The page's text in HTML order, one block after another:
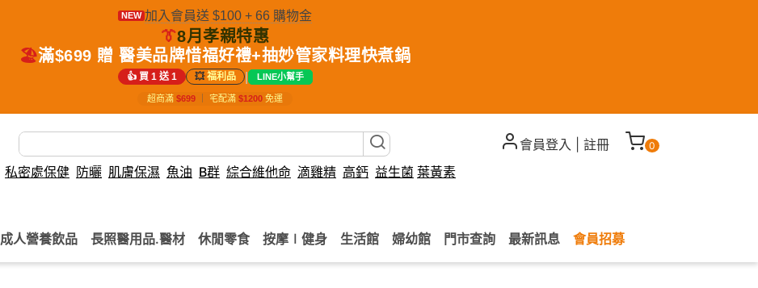
NEW 加入會員送 $100 + 66 購物金
👔8月孝親特惠
🏖️滿$699 贈 醫美品牌惜福好禮+抽妙管家料理快煮鍋
👍 買 1 送 1 💥福利品 | LINE小幫手
超商滿 $699 宅配滿 $1200 免運
私密處保健 防曬 肌膚保濕 魚油 B群 綜合維他命 滴雞精 高鈣 益生菌 葉黃素
會員登入 註冊 0
成人營養飲品 長照醫用品.醫材 休閒零食 按摩∣健身 生活館 婦幼館 門市查詢 最新訊息 會員招募